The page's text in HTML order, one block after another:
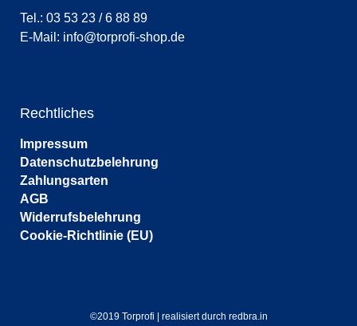
Tel.: 03 53 23 / 6 88 89
E-Mail: info@torprofi-shop.de
Rechtliches
Impressum
Datenschutzbelehrung
Zahlungsarten
AGB
Widerrufsbelehrung
Cookie-Richtlinie (EU)
©2019 Torprofi | realisiert durch redbra.in